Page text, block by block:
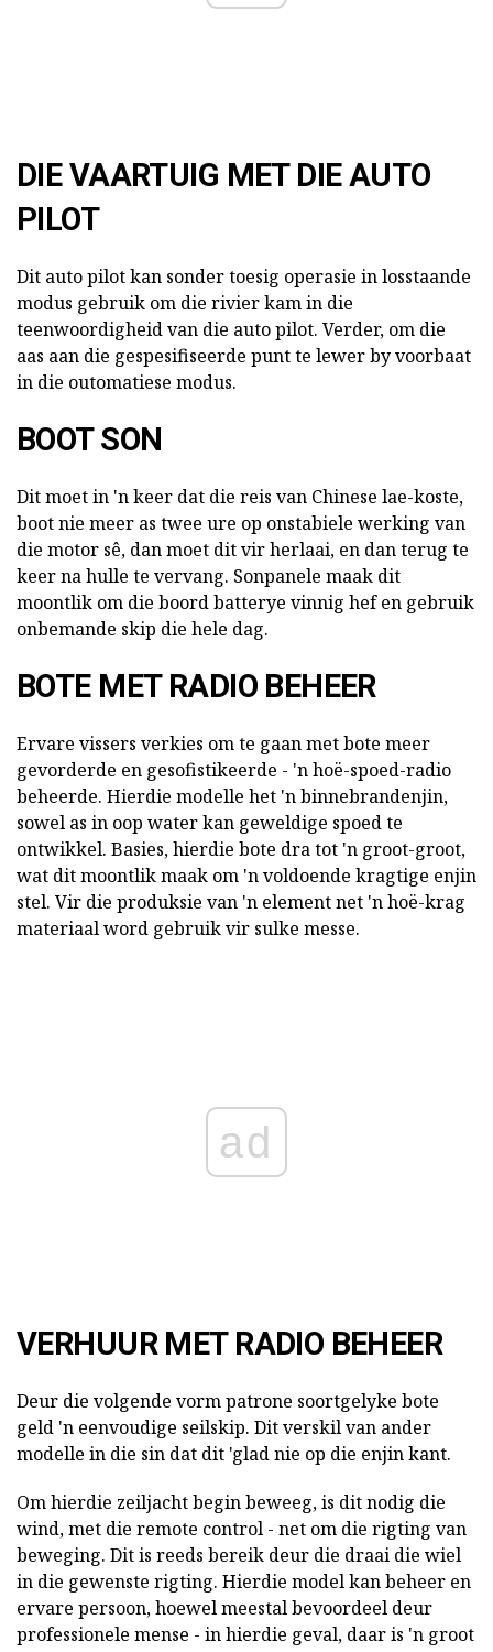
DIE VAARTUIG MET DIE AUTO
PILOT
Dit auto pilot kan sonder toesig operasie in losstaande
modus gebruik om die rivier kam in die
teenwoordigheid van die auto pilot. Verder, om die
aas aan die gespesifiseerde punt te lewer by voorbaat
in die outomatiese modus.
BOOT SON
Dit moet in 'n keer dat die reis van Chinese lae-koste,
boot nie meer as twee ure op onstabiele werking van
die motor sê, dan moet dit vir herlaai, en dan terug te
keer na hulle te vervang. Sonpanele maak dit
moontlik om die boord batterye vinnig hef en gebruik
onbemande skip die hele dag.
BOTE MET RADIO BEHEER
Ervare vissers verkies om te gaan met bote meer
gevorderde en gesofistikeerde - 'n hoë-spoed-radio
beheerde. Hierdie modelle het 'n binnebrandenjin,
sowel as in oop water kan geweldige spoed te
ontwikkel. Basies, hierdie bote dra tot 'n groot-groot,
wat dit moontlik maak om 'n voldoende kragtige enjin
stel. Vir die produksie van 'n element net 'n hoë-krag
materiaal word gebruik vir sulke messe.
ad
VERHUUR MET RADIO BEHEER
Deur die volgende vorm patrone soortgelyke bote
geld 'n eenvoudige seilskip. Dit verskil van ander
modelle in die sin dat dit 'glad nie op die enjin kant.
Om hierdie zeiljacht begin beweeg, is dit nodig die
wind, met die remote control - net om die rigting van
beweging. Dit is reeds bereik deur die draai die wiel
in die gewenste rigting. Hierdie model kan beheer en
ervare persoon, hoewel meestal bevoordeel deur
professionele mense - in hierdie geval, daar is 'n groot